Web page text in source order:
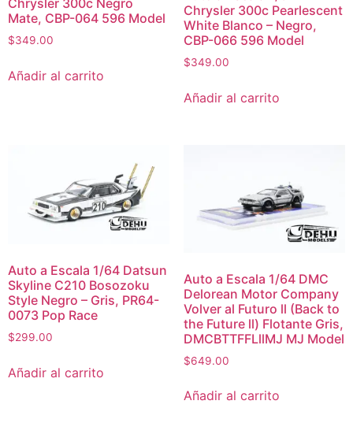
Chrysler 300c Negro
Mate, CBP-064 596 Model
$349.00
Añadir al carrito
Chrysler 300c Pearlescent
White Blanco – Negro,
CBP-066 596 Model
$349.00
Añadir al carrito
Auto a Escala 1/64 Datsun
Skyline C210 Bosozoku
Style Negro – Gris, PR64-
0073 Pop Race
$299.00
Añadir al carrito
Auto a Escala 1/64 DMC
Delorean Motor Company
Volver al Futuro ll (Back to
the Future ll) Flotante Gris,
DMCBTTFFLllMJ MJ Model
$649.00
Añadir al carrito